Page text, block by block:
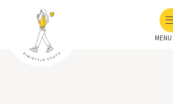
MENU